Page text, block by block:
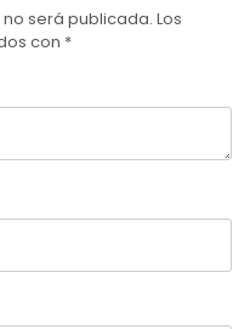
será publicada. Los
con *